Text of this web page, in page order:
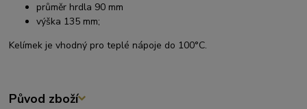
průměr hrdla 90 mm
výška 135 mm;
Kelímek je vhodný pro teplé nápoje do 100°C.
Původ zboží